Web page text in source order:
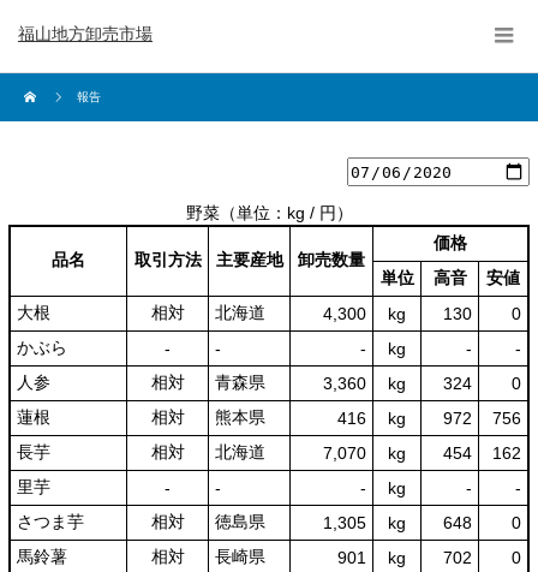
福山地方卸売市場
報告
野菜（単位：kg / 円）
品名 取引方法 主要産地 卸売数量
価格
単位
高音
安値
大根
相対 北海道 4,300 kg 130
0
かぶら
‐ ‐ ‐ kg -
‐
人参
相対 青森県 3,360 kg 324
0
蓮根
相対 熊本県 416 kg 972
756
長芋
相対 北海道 7,070 kg 454
162
里芋
‐ ‐ ‐ kg -
‐
さつま芋
相対 徳島県 1,305 kg 648
0
馬鈴薯
相対 長崎県 901 kg 702
0